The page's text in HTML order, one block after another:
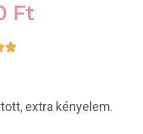
Ft

extra kényelem.